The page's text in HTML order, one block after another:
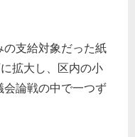
支給対象だった紙
拡大し、区内の小
会論戦の中で一つず